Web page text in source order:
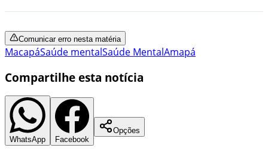
Comunicar erro nesta matéria
MacapáSaúde mentalSaúde MentalAmapá
Compartilhe esta notícia
WhatsApp Facebook
Opções